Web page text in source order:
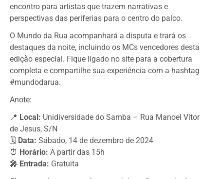
encontro para artistas que trazem narrativas e
perspectivas das periferias para o centro do palco.
O Mundo da Rua acompanhará a disputa e trará os
destaques da noite, incluindo os MCs vencedores desta
edição especial. Fique ligado no site para a cobertura
completa e compartilhe sua experiência com a hashtag
#mundodarua.
Anote:
📍 Local: Unidiversidade do Samba – Rua Manoel Vitor
de Jesus, S/N
🗓️ Data: Sábado, 14 de dezembro de 2024
⏰ Horário: A partir das 15h
🎤 Entrada: Gratuita